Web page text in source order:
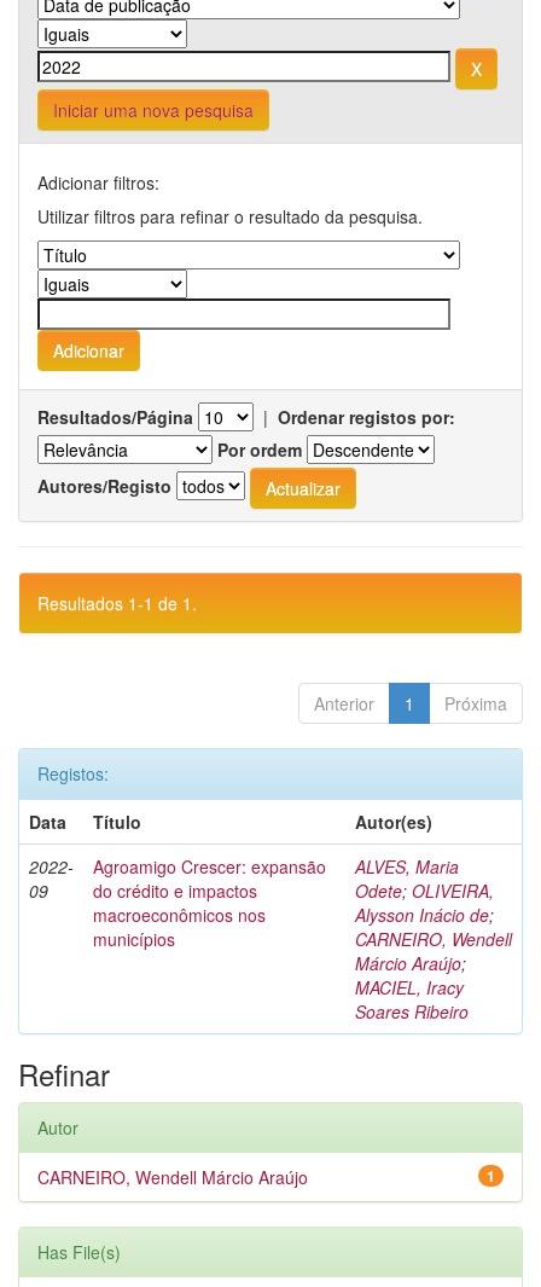
Iniciar uma nova pesquisa
Adicionar filtros:
Utilizar filtros para refinar o resultado da pesquisa.
Resultados/Página | Ordenar registos por:
Por ordem
Autores/Registo
Resultados 1-1 de 1.
Anterior 1 Próxima
Registos:
Data
Título
Autor(es)
2022-
09
Agroamigo Crescer: expansão
do crédito e impactos
macroeconômicos nos
municípios
ALVES, Maria
Odete; OLIVEIRA,
Alysson Inácio de;
CARNEIRO, Wendell
Márcio Araújo;
MACIEL, Iracy
Soares Ribeiro
Refinar
Autor
1
CARNEIRO, Wendell Márcio Araújo
Has File(s)